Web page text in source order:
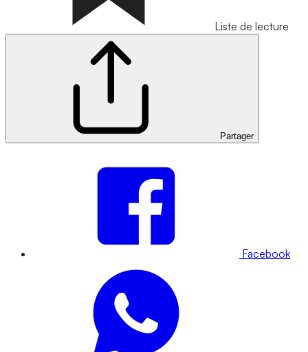
Liste de lecture
Partager
Facebook